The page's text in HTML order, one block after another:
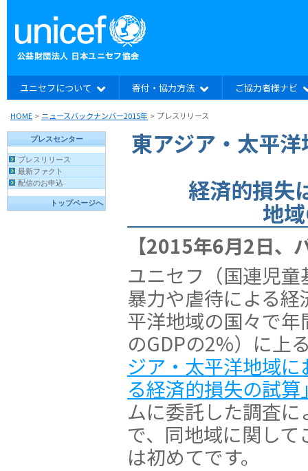
ユニセフについて 寄付・協力方法 ご協力者様ナビ
HOME > ニュースバックナンバー2015年 > プレスリリース
東アジア・太平
経済的損失
地
【2015年6月2日、
ユニセフ（国連児
暴力や虐待による
平洋地域の国々で
のGDPの2%）に上
ジア・太平洋地域
る経済的損失の試算
ムに委託した調査
で、同地域に関し
は初めてです。